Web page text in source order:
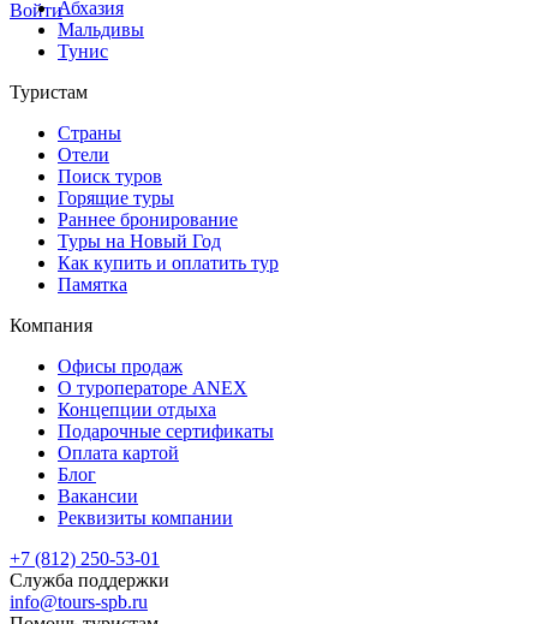
ВойтиАбхазия
Мальдивы
Тунис
Туристам
Страны
Отели
Поиск туров
Горящие туры
Раннее бронирование
Туры на Новый Год
Как купить и оплатить тур
Памятка
Компания
Офисы продаж
О туроператоре ANEX
Концепции отдыха
Подарочные сертификаты
Оплата картой
Блог
Вакансии
Реквизиты компании
+7 (812) 250-53-01
Служба поддержки
info@tours-spb.ru